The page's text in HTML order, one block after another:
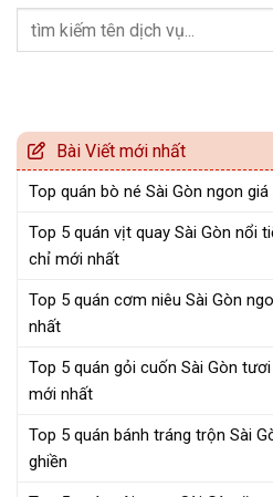
Bài Viết mới nhất
Top quán bò né Sài Gòn ngon
Top 5 quán vịt quay Sài Gòn nổi
chỉ mới nhất
Top 5 quán cơm niêu Sài Gòn
nhất
Top 5 quán gỏi cuốn Sài Gòn
mới nhất
Top 5 quán bánh tráng trộn Sài
ghiền